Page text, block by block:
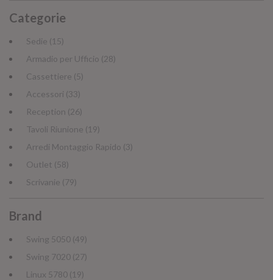
Categorie
Sedie (15)
Armadio per Ufficio (28)
Cassettiere (5)
Accessori (33)
Reception (26)
Tavoli Riunione (19)
Arredi Montaggio Rapido (3)
Outlet (58)
Scrivanie (79)
Brand
Swing 5050 (49)
Swing 7020 (27)
Linux 5780 (19)